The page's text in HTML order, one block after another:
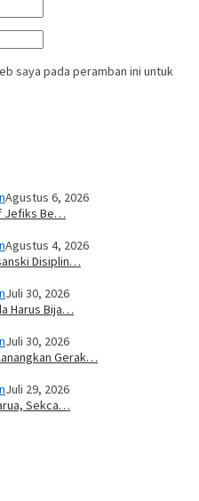
saya pada peramban ini untuk
Agustus 6, 2026
Jefiks Be…
Agustus 4, 2026
Disiplin…
Juli 30, 2026
Harus Bija…
Juli 30, 2026
Gerak…
Juli 29, 2026
Sekca…